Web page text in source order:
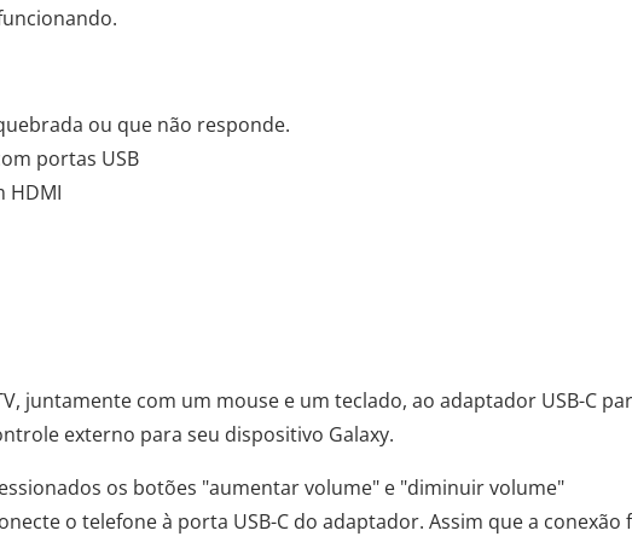
ou que não responde.
portas USB
HDMI
juntamente com um mouse e um teclado, ao adaptador USB-C
externo para seu dispositivo Galaxy.
os botões "aumentar volume" e "diminuir volume"
o telefone à porta USB-C do adaptador. Assim que a conexão